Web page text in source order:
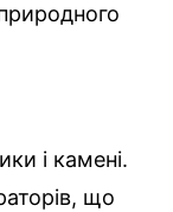
і камені.
що